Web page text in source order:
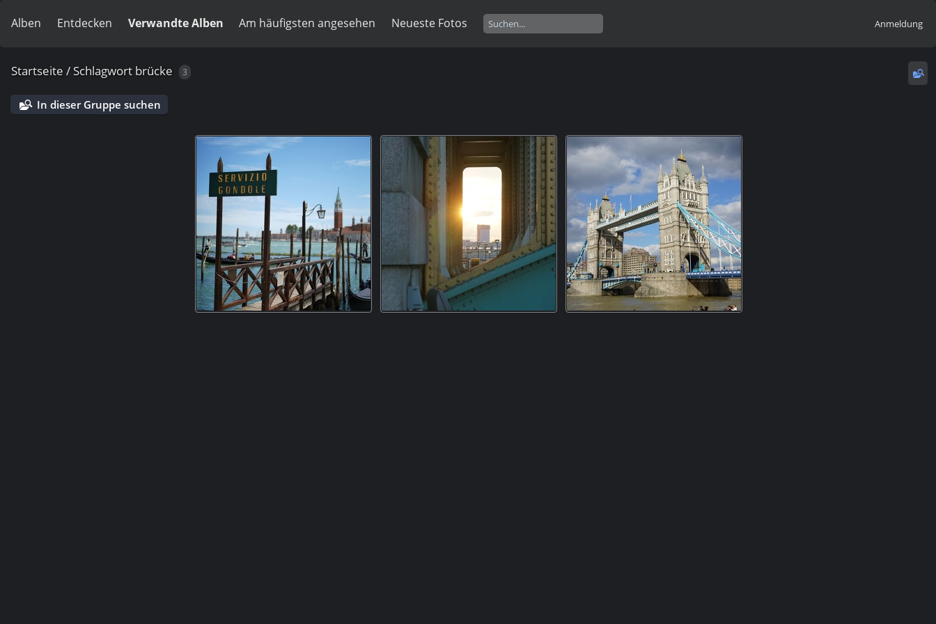
Alben Entdecken Verwandte Alben Am häufigsten angesehen Neueste Fotos Anmeldung
Startseite /Schlagwort brücke 3
In dieser Gruppe suchen